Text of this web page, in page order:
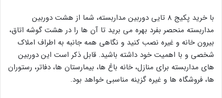
با خرید پکیج 8 تایی دوربین مداربسته، شما از هشت دوربین
مداربسته منحصر بفرد بهره می برید تا آن ها را در هشت گوشه اتاق،
بیرون خانه و غیره نصب کنید و نگاهی همه جانبه به اطراف املاک
شخصی و با اهمیت خود داشته باشید. قابل ذکر است این دوربین
های مداربسته برای منازل، خانه باغ ها، بیمارستان ها، دفاتر، رستوران
ها، فروشگاه ها و غیره گزینه مناسبی خواهد بود.